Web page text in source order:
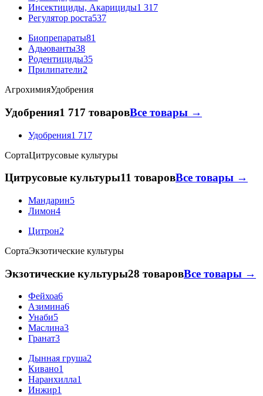
Инсектициды, Акарициды1 317
Регулятор роста537
Биопрепараты81
Адьюванты38
Родентициды35
Прилипатели2
АгрохимияУдобрения
Удобрения1 717 товаровВсе товары →
Удобрения1 717
СортаЦитрусовые культуры
Цитрусовые культуры11 товаровВсе товары →
Мандарин5
Лимон4
Цитрон2
СортаЭкзотические культуры
Экзотические культуры28 товаровВсе товары →
Фейхоа6
Азимина6
Унаби5
Маслина3
Гранат3
Дынная груша2
Кивано1
Наранхилла1
Инжир1